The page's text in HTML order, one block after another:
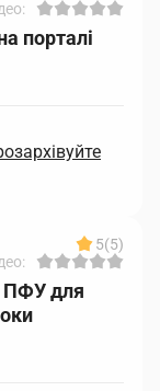
порталі
5(5)
ПФУ для